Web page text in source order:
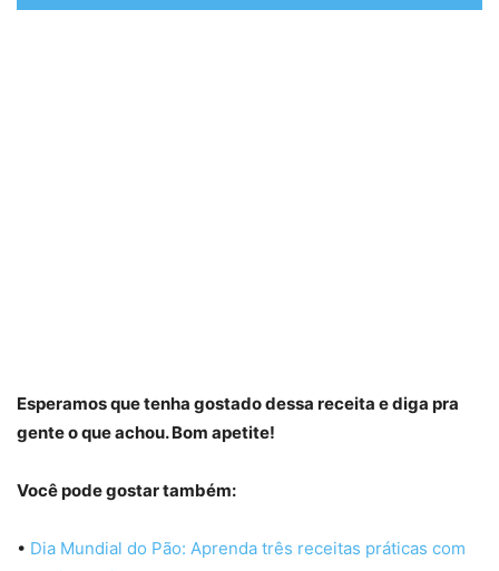
Esperamos que tenha gostado dessa receita e diga pra
gente o que achou. Bom apetite!
Você pode gostar também:
• Dia Mundial do Pão: Aprenda três receitas práticas com